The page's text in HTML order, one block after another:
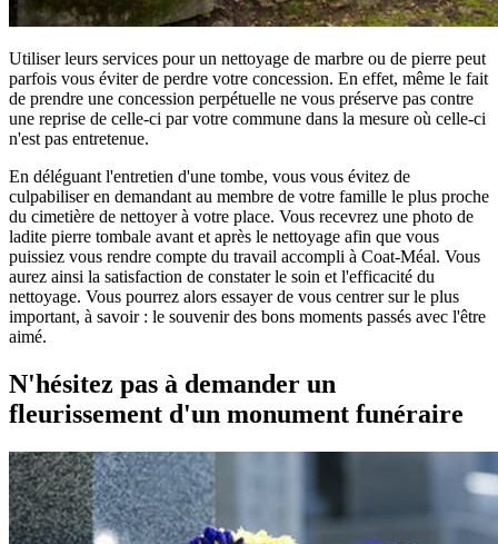
Utiliser leurs services pour un nettoyage de marbre ou de pierre peut
parfois vous éviter de perdre votre concession. En effet, même le fait
de prendre une concession perpétuelle ne vous préserve pas contre
une reprise de celle-ci par votre commune dans la mesure où celle-ci
n'est pas entretenue.
En déléguant l'entretien d'une tombe, vous vous évitez de
culpabiliser en demandant au membre de votre famille le plus proche
du cimetière de nettoyer à votre place. Vous recevrez une photo de
ladite pierre tombale avant et après le nettoyage afin que vous
puissiez vous rendre compte du travail accompli à Coat-Méal. Vous
aurez ainsi la satisfaction de constater le soin et l'efficacité du
nettoyage. Vous pourrez alors essayer de vous centrer sur le plus
important, à savoir : le souvenir des bons moments passés avec l'être
aimé.
N'hésitez pas à demander un
fleurissement d'un monument funéraire